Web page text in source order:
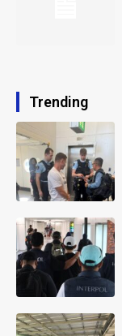
Trending